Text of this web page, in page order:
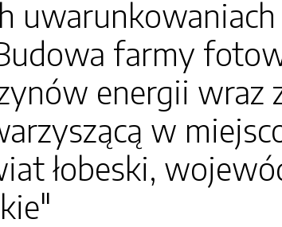
uwarunkowaniach
farmy
energii wraz
w
łobeski,